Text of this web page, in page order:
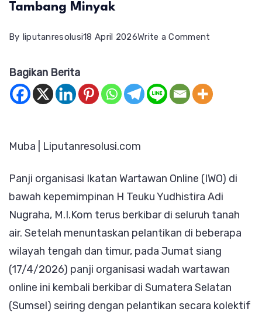
Tambang Minyak
By liputanresolusi18 April 2026Write a Comment
5
Dilantik,
Yudhistira
Ajak
IWO
Kontrol
Lingkungan
di
Muba
Bagikan Berita
Muba | Liputanresolusi.com
Panji organisasi Ikatan Wartawan Online (IWO) di
bawah kepemimpinan H Teuku Yudhistira Adi
Nugraha, M.I.Kom terus berkibar di seluruh tanah
air. Setelah menuntaskan pelantikan di beberapa
wilayah tengah dan timur, pada Jumat siang
(17/4/2026) panji organisasi wadah wartawan
online ini kembali berkibar di Sumatera Selatan
(Sumsel) seiring dengan pelantikan secara kolektif